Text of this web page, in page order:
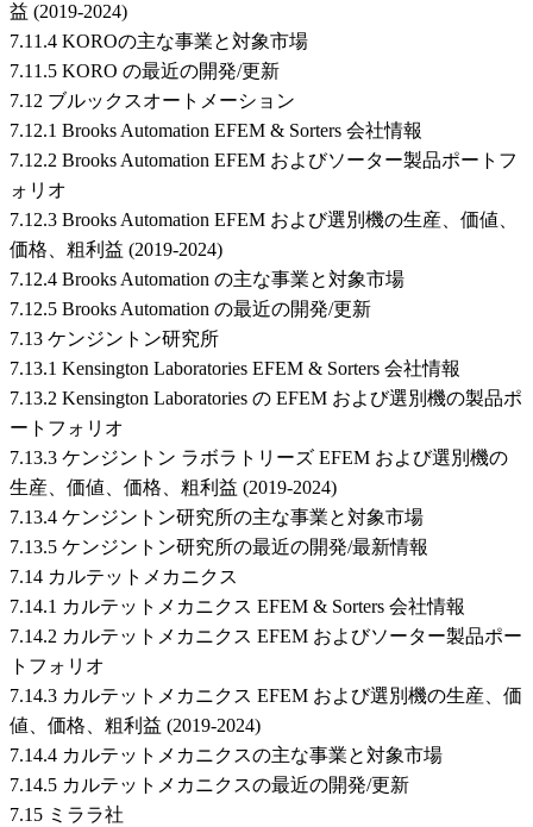
益 (2019-2024)
7.11.4 KOROの主な事業と対象市場
7.11.5 KORO の最近の開発/更新
7.12 ブルックスオートメーション
7.12.1 Brooks Automation EFEM & Sorters 会社情報
7.12.2 Brooks Automation EFEM およびソーター製品ポートフ
ォリオ
7.12.3 Brooks Automation EFEM および選別機の生産、価値、
価格、粗利益 (2019-2024)
7.12.4 Brooks Automation の主な事業と対象市場
7.12.5 Brooks Automation の最近の開発/更新
7.13 ケンジントン研究所
7.13.1 Kensington Laboratories EFEM & Sorters 会社情報
7.13.2 Kensington Laboratories の EFEM および選別機の製品ポ
ートフォリオ
7.13.3 ケンジントン ラボラトリーズ EFEM および選別機の
生産、価値、価格、粗利益 (2019-2024)
7.13.4 ケンジントン研究所の主な事業と対象市場
7.13.5 ケンジントン研究所の最近の開発/最新情報
7.14 カルテットメカニクス
7.14.1 カルテットメカニクス EFEM & Sorters 会社情報
7.14.2 カルテットメカニクス EFEM およびソーター製品ポー
トフォリオ
7.14.3 カルテットメカニクス EFEM および選別機の生産、価
値、価格、粗利益 (2019-2024)
7.14.4 カルテットメカニクスの主な事業と対象市場
7.14.5 カルテットメカニクスの最近の開発/更新
7.15 ミララ社